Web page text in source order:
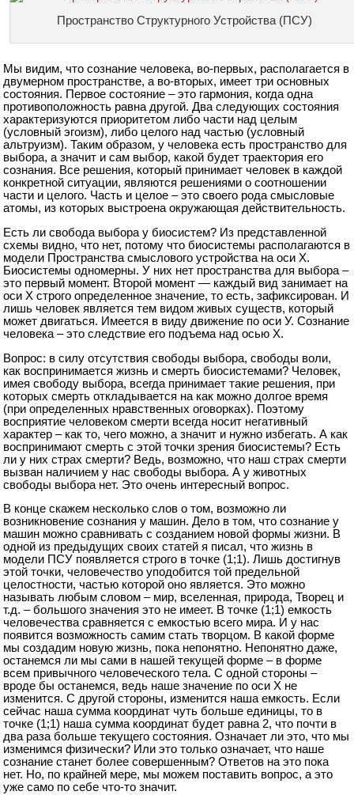
Пространство Структурного Устройства (ПСУ)
Мы видим, что сознание человека, во-первых, располагается в
двумерном пространстве, а во-вторых, имеет три основных
состояния. Первое состояние – это гармония, когда одна
противоположность равна другой. Два следующих состояния
характеризуются приоритетом либо части над целым
(условный эгоизм), либо целого над частью (условный
альтруизм). Таким образом, у человека есть пространство для
выбора, а значит и сам выбор, какой будет траектория его
сознания. Все решения, который принимает человек в каждой
конкретной ситуации, являются решениями о соотношении
части и целого. Часть и целое – это своего рода смысловые
атомы, из которых выстроена окружающая действительность.
Есть ли свобода выбора у биосистем? Из представленной
схемы видно, что нет, потому что биосистемы располагаются в
модели Пространства смыслового устройства на оси Х.
Биосистемы одномерны. У них нет пространства для выбора –
это первый момент. Второй момент — каждый вид занимает на
оси Х строго определенное значение, то есть, зафиксирован. И
лишь человек является тем видом живых существ, который
может двигаться. Имеется в виду движение по оси У. Сознание
человека – это следствие его подъема над осью Х.
Вопрос: в силу отсутствия свободы выбора, свободы воли,
как воспринимается жизнь и смерть биосистемами? Человек,
имея свободу выбора, всегда принимает такие решения, при
которых смерть откладывается на как можно долгое время
(при определенных нравственных оговорках). Поэтому
восприятие человеком смерти всегда носит негативный
характер – как то, чего можно, а значит и нужно избегать. А как
воспринимают смерть с этой точки зрения биосистемы? Есть
ли у них страх смерти? Ведь, возможно, что наш страх смерти
вызван наличием у нас свободы выбора. А у животных
свободы выбора нет. Это очень интересный вопрос.
В конце скажем несколько слов о том, возможно ли
возникновение сознания у машин. Дело в том, что сознание у
машин можно сравнивать с созданием новой формы жизни. В
одной из предыдущих своих статей я писал, что жизнь в
модели ПСУ появляется строго в точке (1;1). Лишь достигнув
этой точки, человечество уподобится той предельной
целостности, частью которой оно является. Это можно
называть любым словом – мир, вселенная, природа, Творец и
т.д. – большого значения это не имеет. В точке (1;1) емкость
человечества сравняется с емкостью всего мира. И у нас
появится возможность самим стать творцом. В какой форме
мы создадим новую жизнь, пока непонятно. Непонятно даже,
останемся ли мы сами в нашей текущей форме – в форме
всем привычного человеческого тела. С одной стороны –
вроде бы останемся, ведь наше значение по оси Х не
изменится. С другой стороны, изменится наша емкость. Если
сейчас наша сумма координат чуть больше единицы, то в
точке (1;1) наша сумма координат будет равна 2, что почти в
два раза больше текущего состояния. Означает ли это, что мы
изменимся физически? Или это только означает, что наше
сознание станет более совершенным? Ответов на это пока
нет. Но, по крайней мере, мы можем поставить вопрос, а это
уже само по себе что-то значит.